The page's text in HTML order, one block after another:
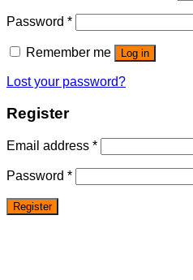
Password *
Remember me Log in
Lost your password?
Register
Email address *
Password *
Register